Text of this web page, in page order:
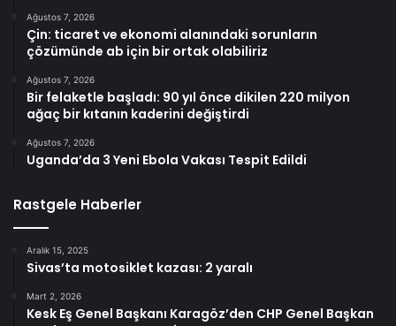
Ağustos 7, 2026
Çin: ticaret ve ekonomi alanındaki sorunların
çözümünde ab için bir ortak olabiliriz
Ağustos 7, 2026
Bir felaketle başladı: 90 yıl önce dikilen 220 milyon
ağaç bir kıtanın kaderini değiştirdi
Ağustos 7, 2026
Uganda’da 3 Yeni Ebola Vakası Tespit Edildi
Rastgele Haberler
Aralık 15, 2025
Sivas’ta motosiklet kazası: 2 yaralı
Mart 2, 2026
Kesk Eş Genel Başkanı Karagöz’den CHP Genel Başkan